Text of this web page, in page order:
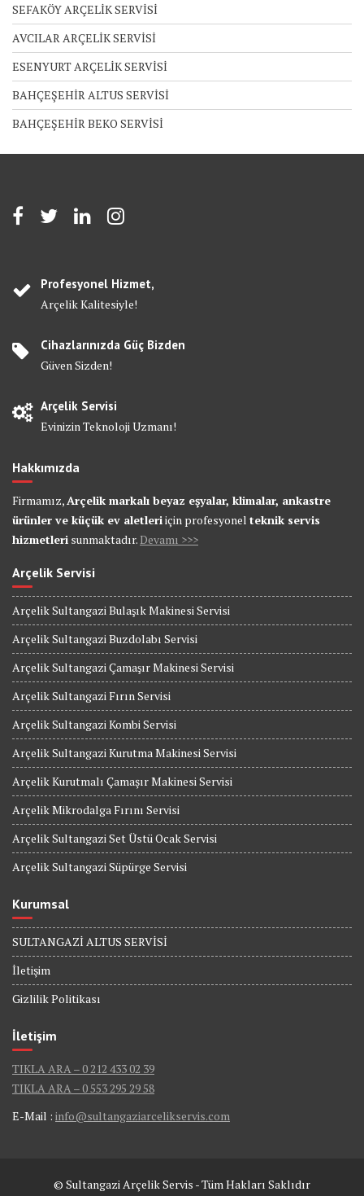
SEFAKÖY ARÇELİK SERVİSİ
AVCILAR ARÇELİK SERVİSİ
ESENYURT ARÇELİK SERVİSİ
BAHÇEŞEHİR ALTUS SERVİSİ
BAHÇEŞEHİR BEKO SERVİSİ
Profesyonel Hizmet,
Arçelik Kalitesiyle!
Cihazlarınızda Güç Bizden
Güven Sizden!
Arçelik Servisi
Evinizin Teknoloji Uzmanı!
Hakkımızda
Firmamız, Arçelik markalı beyaz eşyalar, klimalar, ankastre
ürünler ve küçük ev aletleriiçin profesyonel teknik servis
hizmetleri sunmaktadır. Devamı >>>
Arçelik Servisi
Arçelik Sultangazi Bulaşık Makinesi Servisi
Arçelik Sultangazi Buzdolabı Servisi
Arçelik Sultangazi Çamaşır Makinesi Servisi
Arçelik Sultangazi Fırın Servisi
Arçelik Sultangazi Kombi Servisi
Arçelik Sultangazi Kurutma Makinesi Servisi
Arçelik Kurutmalı Çamaşır Makinesi Servisi
Arçelik Mikrodalga Fırını Servisi
Arçelik Sultangazi Set Üstü Ocak Servisi
Arçelik Sultangazi Süpürge Servisi
Kurumsal
SULTANGAZİ ALTUS SERVİSİ
İletişim
Gizlilik Politikası
İletişim
TIKLA ARA – 0 212 433 02 39
TIKLA ARA – 0 553 295 29 58
E-Mail : info@sultangaziarcelikservis.com
© Sultangazi Arçelik Servis - Tüm Hakları Saklıdır